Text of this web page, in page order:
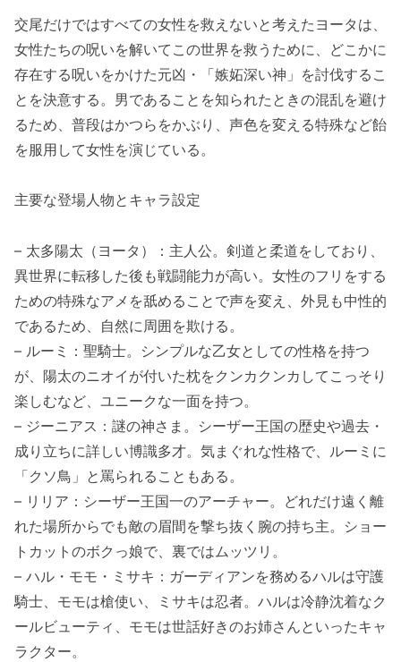
交尾だけではすべての女性を救えないと考えたヨータは、
女性たちの呪いを解いてこの世界を救うために、どこかに
存在する呪いをかけた元凶・「嫉妬深い神」を討伐するこ
とを決意する。男であることを知られたときの混乱を避け
るため、普段はかつらをかぶり、声色を変える特殊など飴
を服用して女性を演じている。
主要な登場人物とキャラ設定
– 太多陽太（ヨータ）：主人公。剣道と柔道をしており、
異世界に転移した後も戦闘能力が高い。女性のフリをする
ための特殊なアメを舐めることで声を変え、外見も中性的
であるため、自然に周囲を欺ける。
– ルーミ：聖騎士。シンプルな乙女としての性格を持つ
が、陽太のニオイが付いた枕をクンカクンカしてこっそり
楽しむなど、ユニークな一面を持つ。
– ジーニアス：謎の神さま。シーザー王国の歴史や過去・
成り立ちに詳しい博識多才。気まぐれな性格で、ルーミに
「クソ鳥」と罵られることもある。
– リリア：シーザー王国一のアーチャー。どれだけ遠く離
れた場所からでも敵の眉間を撃ち抜く腕の持ち主。ショー
トカットのボクっ娘で、裏ではムッツリ。
– ハル・モモ・ミサキ：ガーディアンを務めるハルは守護
騎士、モモは槍使い、ミサキは忍者。ハルは冷静沈着なク
ールビューティ、モモは世話好きのお姉さんといったキャ
ラクター。